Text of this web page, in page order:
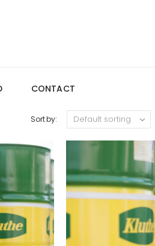
CONTACT
Sort by: